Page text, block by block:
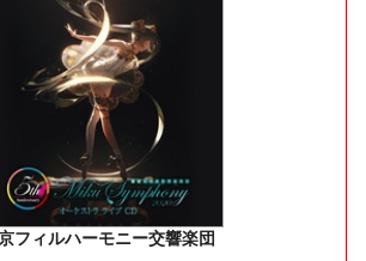
フィルハーモニー交響楽団